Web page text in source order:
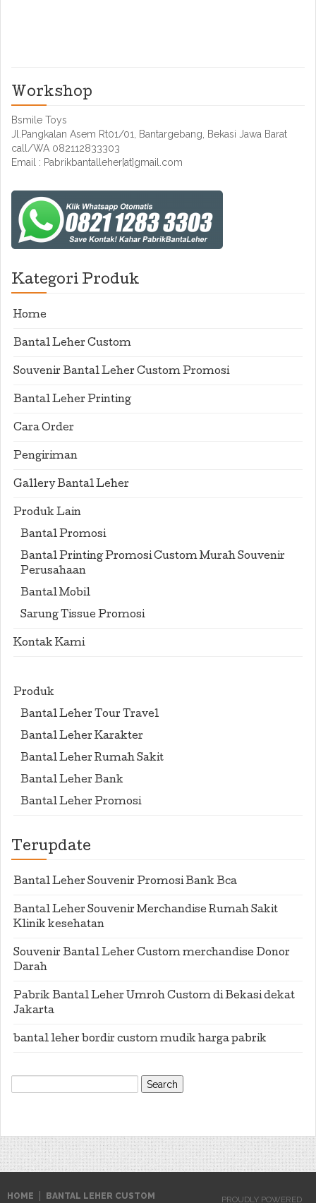
Workshop
Bsmile Toys
Jl.Pangkalan Asem Rt01/01, Bantargebang, Bekasi Jawa Barat
call/WA 082112833303
Email : Pabrikbantalleher[at]gmail.com
Kategori Produk
Home
Bantal Leher Custom
Souvenir Bantal Leher Custom Promosi
Bantal Leher Printing
Cara Order
Pengiriman
Gallery Bantal Leher
Produk Lain
Bantal Promosi
Bantal Printing Promosi Custom Murah Souvenir
Perusahaan
Bantal Mobil
Sarung Tissue Promosi
Kontak Kami
Produk
Bantal Leher Tour Travel
Bantal Leher Karakter
Bantal Leher Rumah Sakit
Bantal Leher Bank
Bantal Leher Promosi
Terupdate
Bantal Leher Souvenir Promosi Bank Bca
Bantal Leher Souvenir Merchandise Rumah Sakit
Klinik kesehatan
Souvenir Bantal Leher Custom merchandise Donor
Darah
Pabrik Bantal Leher Umroh Custom di Bekasi dekat
Jakarta
bantal leher bordir custom mudik harga pabrik
Search
for:
HOME BANTAL LEHER CUSTOM PROUDLY POWERED